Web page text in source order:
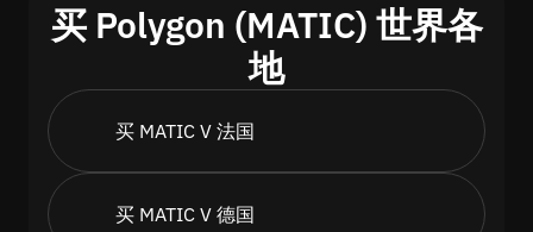
买 Polygon (MATIC) 世界各
地
买 MATIC V 法国
买 MATIC V 德国